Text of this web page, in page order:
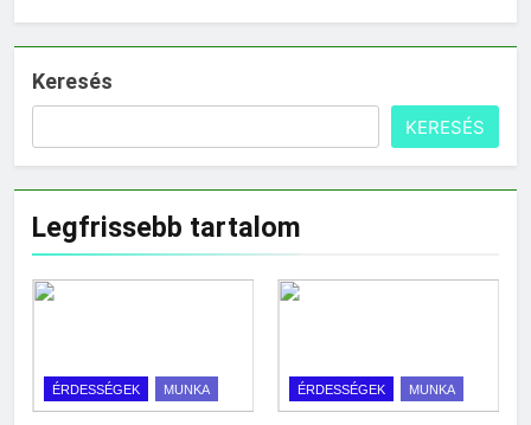
Keresés
KERESÉS
Legfrissebb tartalom
ÉRDESSÉGEK MUNKA ÉRDESSÉGEK MUNKA